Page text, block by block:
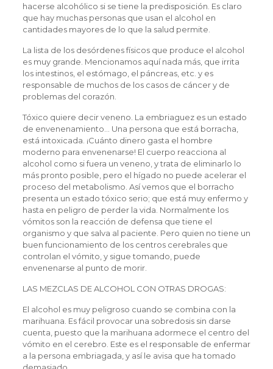
hacerse alcohólico si se tiene la predisposición. Es claro
que hay muchas personas que usan el alcohol en
cantidades mayores de lo que la salud permite.
La lista de los desórdenes físicos que produce el alcohol
es muy grande. Mencionamos aquí nada más, que irrita
los intestinos, el estómago, el páncreas, etc. y es
responsable de muchos de los casos de cáncer y de
problemas del corazón.
Tóxico quiere decir veneno. La embriaguez es un estado
de envenenamiento… Una persona que está borracha,
está intoxicada. ¡Cuánto dinero gasta el hombre
moderno para envenenarse! El cuerpo reacciona al
alcohol como si fuera un veneno, y trata de eliminarlo lo
más pronto posible, pero el hígado no puede acelerar el
proceso del metabolismo. Así vemos que el borracho
presenta un estado tóxico serio; que está muy enfermo y
hasta en peligro de perder la vida. Normalmente los
vómitos son la reacción de defensa que tiene el
organismo y que salva al paciente. Pero quien no tiene un
buen funcionamiento de los centros cerebrales que
controlan el vómito, y sigue tomando, puede
envenenarse al punto de morir.
LAS MEZCLAS DE ALCOHOL CON OTRAS DROGAS:
El alcohol es muy peligroso cuando se combina con la
marihuana. Es fácil provocar una sobredosis sin darse
cuenta, puesto que la marihuana adormece el centro del
vómito en el cerebro. Este es el responsable de enfermar
a la persona embriagada, y así le avisa que ha tomado